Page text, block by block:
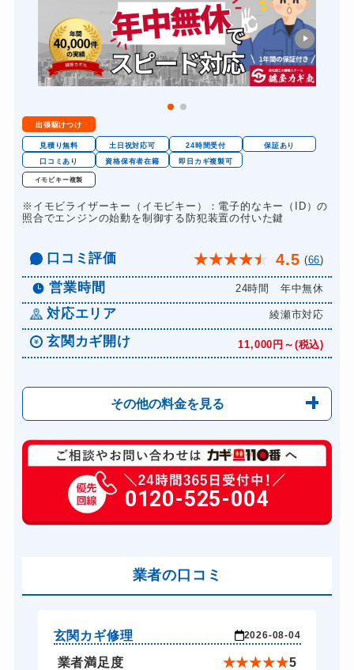
金庫カギ開け 14,300円～(税込)
金庫カギ交換 11,000円～(税込)
ロッカーカギ開け 8,800円～(税込)
ドアノブカギ作成 8,800円～(税込)
ドアノブカギ交換 11,000円～(税込)
出張駆けつけ
見積り無料 土日祝対応可 24時間受付
保証あり
口コミあり
資格保有者在籍 即日カギ複製可
イモビキー複製
※イモビライザーキー（イモビキー）：電子的なキー（ID）の
照合でエンジンの始動を制御する防犯装置の付いた鍵
口コミ評価 ★★★★★ 4.5 (66)
営業時間 24時間 年中無休
対応エリア 綾瀬市対応
玄関カギ開け 11,000円～(税込)
その他の料金を見る
玄関カギ修理 6,600円～(税込)
玄関カギ作成 14,300円～(税込)
玄関カギ交換 14,300円～(税込)
バイクカギ開け
スーツケースカギ開け 8,800円～(税込)
スーツケースカギ作成 8,800円～(税込)
0120-525-004
業者の口コミ
玄関カギ修理 2026-08-04
業者満足度 ★★★★★5